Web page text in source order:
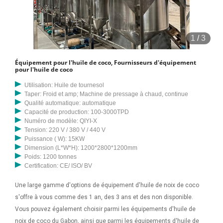
1 /3
Équipement pour l'huile de coco, Fournisseurs d'équipement
pour l'huile de coco
Utilisation: Huile de tournesol
Taper: Froid et amp; Machine de pressage à chaud, continue
Qualité automatique: automatique
Capacité de production: 100-3000TPD
Numéro de modèle: QIYI-X
Tension: 220 V / 380 V / 440 V
Puissance ( W): 15KW
Dimension (L*W*H): 1200*2800*1200mm
Poids: 1200 tonnes
Certification: CE/ ISO/ BV
Une large gamme d'options de équipement d'huile de noix de coco
s'offre à vous comme des 1 an, des 3 ans et des non disponible.
Vous pouvez également choisir parmi les équipements d'huile de
noix de coco du Gabon, ainsi que parmi les équipements d'huile de